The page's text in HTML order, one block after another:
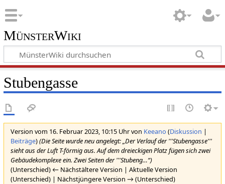
MünsterWiki
Stubengasse
Version vom 16. Februar 2023, 10:15 Uhr von Keeano (Diskussion |
Beiträge)(Die Seite wurde neu angelegt: „Der Verlauf der '''Stubengasse'''
sieht aus der Luft T-förmig aus. Auf dem dreieckigen Platz fügen sich zwei
Gebäudekomplexe ein. Zwei Seiten der '''Stubeng…“)
(Unterschied) ← Nächstältere Version | Aktuelle Version
(Unterschied) | Nächstjüngere Version → (Unterschied)